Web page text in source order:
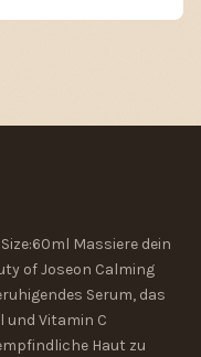
Massiere dein
of Joseon Calming
Serum, das
und Vitamin C
Haut zu